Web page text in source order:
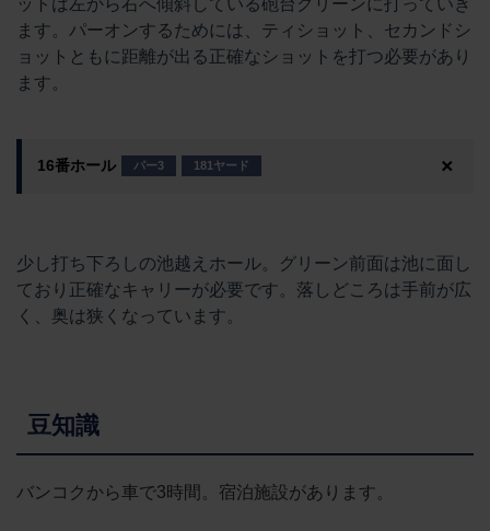
ます。パーオンするためには、ティショット、セカンドシ
ョットともに距離が出る正確なショットを打つ必要があり
ます。
16番ホール パー3 181ヤード
少し打ち下ろしの池越えホール。グリーン前面は池に面し
ており正確なキャリーが必要です。落しどころは手前が広
く、奥は狭くなっています。
豆知識
バンコクから車で3時間。宿泊施設があります。